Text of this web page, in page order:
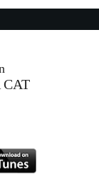
CAT